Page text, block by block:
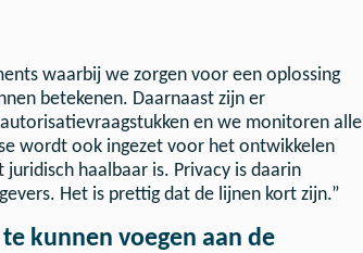
waarbij we zorgen voor een oplossing
betekenen. Daarnaast zijn er
en we monitoren alle
wordt ook ingezet voor het ontwikkelen
haalbaar is. Privacy is daarin
Het is prettig dat de lijnen kort zijn.”
kunnen voegen aan de